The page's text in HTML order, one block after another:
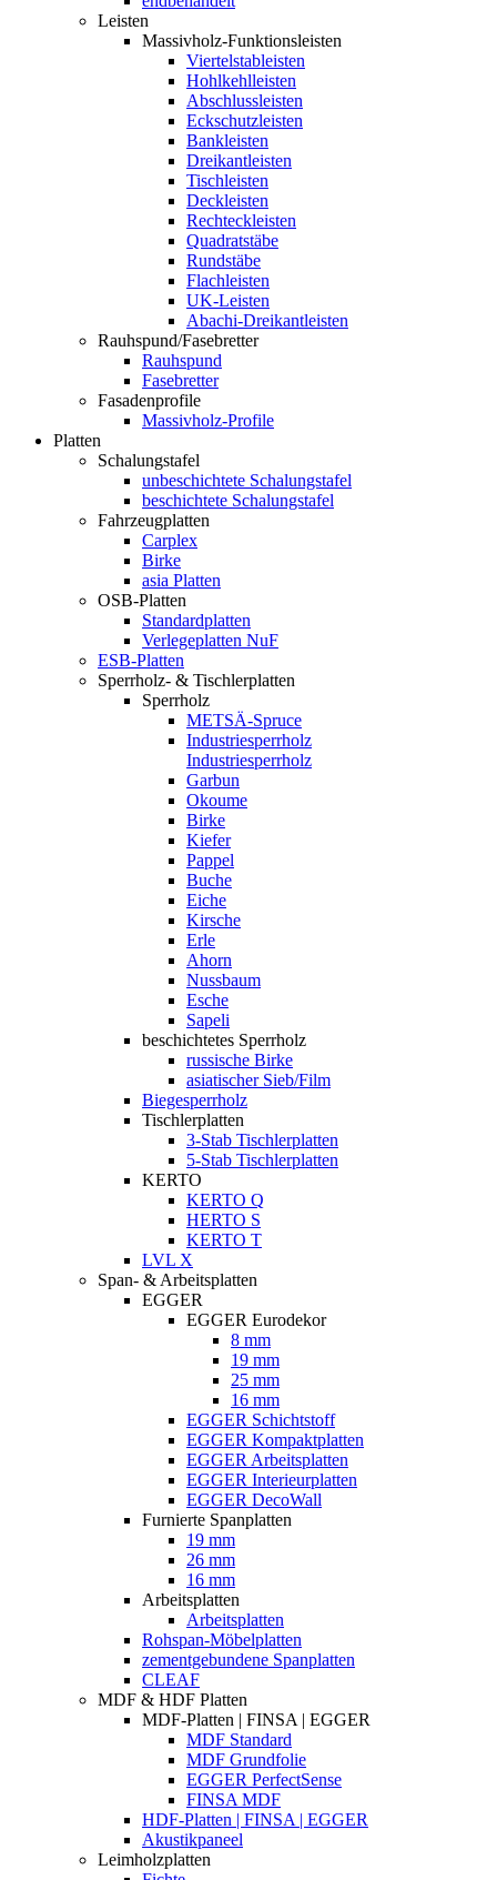
Leisten
Massivholz-Funktionsleisten
Viertelstableisten
Hohlkehlleisten
Abschlussleisten
Eckschutzleisten
Bankleisten
Dreikantleisten
Tischleisten
Deckleisten
Rechteckleisten
Quadratstäbe
Rundstäbe
Flachleisten
UK-Leisten
Abachi-Dreikantleisten
Rauhspund/Fasebretter
Rauhspund
Fasebretter
Fasadenprofile
Massivholz-Profile
Platten
Schalungstafel
unbeschichtete Schalungstafel
beschichtete Schalungstafel
Fahrzeugplatten
Carplex
Birke
asia Platten
OSB-Platten
Standardplatten
Verlegeplatten NuF
ESB-Platten
Sperrholz- & Tischlerplatten
Sperrholz
METSÄ-Spruce
Industriesperrholz
Industriesperrholz
Garbun
Okoume
Birke
Kiefer
Pappel
Buche
Eiche
Kirsche
Erle
Ahorn
Nussbaum
Esche
Sapeli
beschichtetes Sperrholz
russische Birke
asiatischer Sieb/Film
Biegesperrholz
Tischlerplatten
3-Stab Tischlerplatten
5-Stab Tischlerplatten
KERTO
KERTO Q
HERTO S
KERTO T
LVL X
Span- & Arbeitsplatten
EGGER
EGGER Eurodekor
8 mm
19 mm
25 mm
16 mm
EGGER Schichtstoff
EGGER Kompaktplatten
EGGER Arbeitsplatten
EGGER Interieurplatten
EGGER DecoWall
Furnierte Spanplatten
19 mm
26 mm
16 mm
Arbeitsplatten
Arbeitsplatten
Rohspan-Möbelplatten
zementgebundene Spanplatten
CLEAF
MDF & HDF Platten
MDF-Platten | FINSA | EGGER
MDF Standard
MDF Grundfolie
EGGER PerfectSense
FINSA MDF
HDF-Platten | FINSA | EGGER
Akustikpaneel
Leimholzplatten